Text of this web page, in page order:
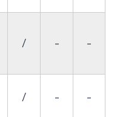
/ - -
/ - -